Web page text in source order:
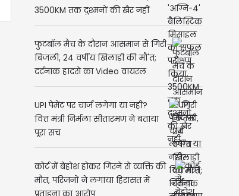
3500KM तक दुश्मनों की खैर नहीं
फुटबॉल मैच के दौरान आसमान से गिरी
बिजली, 24 वर्षीय खिलाड़ी की मौ'त;
दर्दनाक हादसे का Video वायरल
UPI पेमेंट पर चार्ज लगेगा या नहीं?
वित्त मंत्री निर्मला सीतारमण ने बताया
पूरा सच
कोर्ट में बेहोश होकर गिरने से व्यक्ति की
मौत, परिजनों ने लगाया हिरासत में